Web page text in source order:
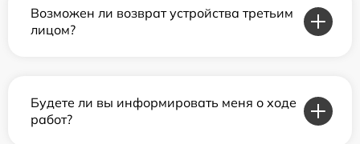
Возможен ли возврат устройства третьим
лицом?
Будете ли вы информировать меня о ходе
работ?